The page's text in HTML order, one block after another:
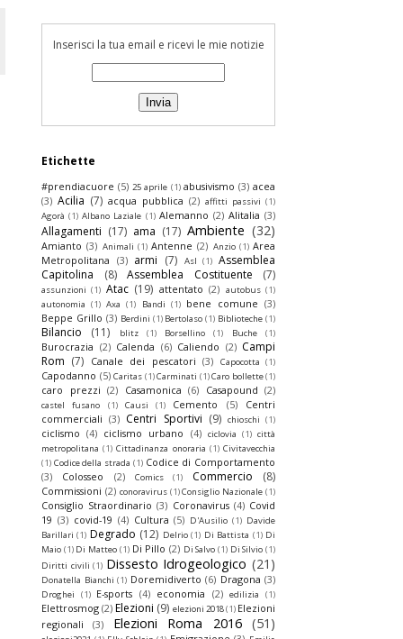
Inserisci la tua email e ricevi le mie notizie
Etichette
#prendiacuore (5) 25 aprile (1) abusivismo (3) acea
(3) Acilia (7) acqua pubblica (2) affitti passivi (1)
Agorà (1) Albano Laziale (1) Alemanno (2) Alitalia (3)
Allagamenti (17) ama (17) Ambiente (32)
Amianto (3) Animali (1) Antenne (2) Anzio (1) Area
Metropolitana (3) armi (7) Asl (1) Assemblea
Capitolina
(8) Assemblea Costituente (7)
assunzioni (1) Atac (19) attentato (2) autobus (1)
autonomia (1) Axa (1) Bandi (1) bene comune (3)
Beppe Grillo (3) Berdini (1) Bertolaso (1) Biblioteche (1)
Bilancio (11) blitz (1) Borsellino (1) Buche (1)
Burocrazia (2) Calenda (6) Caliendo (2) Campi
Rom (7) Canale dei pescatori (3) Capocotta (1)
Capodanno (5) Caritas (1)Carminati (1)Caro bollette(1)
caro prezzi (2) Casamonica (6) Casapound (2)
castel fusano (1) Causi (1) Cemento (5)
Centri
commerciali (3) Centri Sportivi (9) chioschi (1)
ciclismo (4) ciclismo urbano (4) ciclovia (1) città
metropolitana (1) Cittadinanza onoraria (1) Civitavecchia
(1) Codice della strada (1) Codice di Comportamento
(3)
Colosseo (2) Comics (1) Commercio (8)
Commissioni (2) conoravirus (1) Consiglio Nazionale (1)
Consiglio Straordinario (3) Coronavirus (4) Covid
19 (3) covid-19 (4) Cultura (5) D'Ausilio (1) Davide
Barillari (1) Degrado (12) Delrio (1) Di Battista (1) Di
Maio (1) Di Matteo (1) Di Pillo (2) Di Salvo (1) Di Silvio (1)
Diritti civili (1) Dissesto Idrogeologico (21)
Donatella Bianchi (1) Doremidiverto (6) Dragona (3)
Droghei (1) E-sports (4) economia (2) edilizia (1)
Elettrosmog (2) Elezioni (9) elezioni 2018(1) Elezioni
regionali
(3) Elezioni Roma 2016 (51)